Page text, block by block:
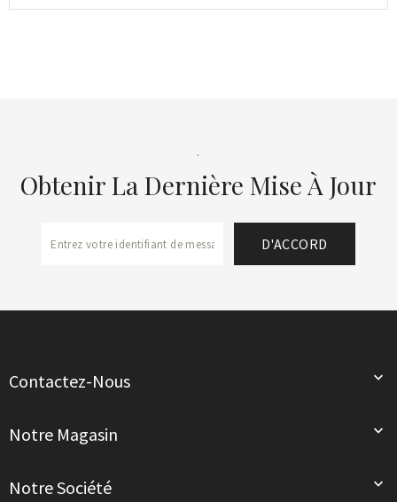
.
Obtenir La Dernière Mise À Jour
Contactez-Nous 
Notre Magasin 
Notre Société 